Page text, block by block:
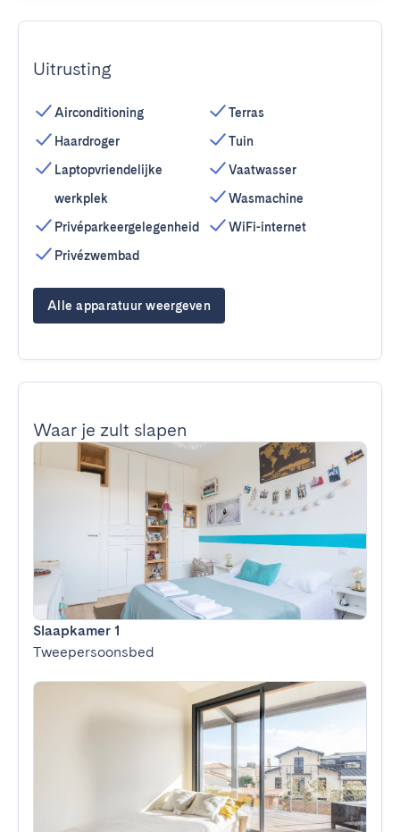
Uitrusting
Airconditioning
Haardroger
Laptopvriendelijke
werkplek
Privéparkeergelegenheid
Privézwembad
Terras
Tuin
Vaatwasser
Wasmachine
WiFi-internet
Alle apparatuur weergeven
Waar je zult slapen
Slaapkamer 1
Tweepersoonsbed